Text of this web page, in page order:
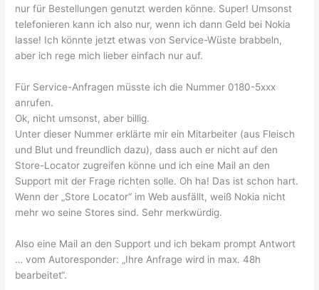
nur für Bestellungen genutzt werden könne. Super! Umsonst
telefonieren kann ich also nur, wenn ich dann Geld bei Nokia
lasse! Ich könnte jetzt etwas von Service-Wüste brabbeln,
aber ich rege mich lieber einfach nur auf.
Für Service-Anfragen müsste ich die Nummer 0180-5xxx
anrufen.
Ok, nicht umsonst, aber billig.
Unter dieser Nummer erklärte mir ein Mitarbeiter (aus Fleisch
und Blut und freundlich dazu), dass auch er nicht auf den
Store-Locator zugreifen könne und ich eine Mail an den
Support mit der Frage richten solle. Oh ha! Das ist schon hart.
Wenn der „Store Locator“ im Web ausfällt, weiß Nokia nicht
mehr wo seine Stores sind. Sehr merkwürdig.
Also eine Mail an den Support und ich bekam prompt Antwort
… vom Autoresponder: „Ihre Anfrage wird in max. 48h
bearbeitet“.